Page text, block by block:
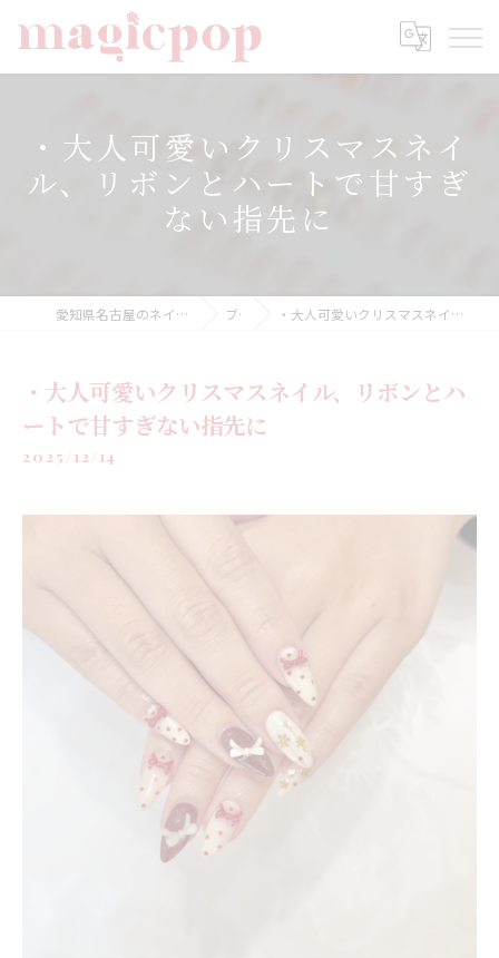
・大人可愛いクリスマスネイ
ル、リボンとハートで甘すぎ
ない指先に
愛知県名古屋のネイルならnailsalon magicpop ブログ ・大人可愛いクリスマスネイル、リボンとハートで甘すぎない指先に
・大人可愛いクリスマスネイル、リボンとハ
ートで甘すぎない指先に
2025/12/14